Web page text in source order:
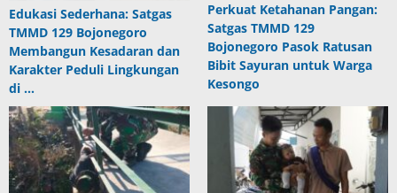
Edukasi Sederhana: Satgas
TMMD 129 Bojonegoro
Membangun Kesadaran dan
Karakter Peduli Lingkungan
di …
Perkuat Ketahanan Pangan:
Satgas TMMD 129
Bojonegoro Pasok Ratusan
Bibit Sayuran untuk Warga
Kesongo